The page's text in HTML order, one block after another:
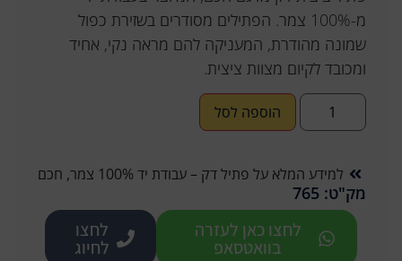
מ-100% צמר. הפתילים מסודרים בשזירת כפול
שמונה מהודרת, המעניקה להם מראה נקי, אחיד
ומכובד לקיום מצוות ציצית.
הוספה לסל
למידע המלא על פתיל דק – עבודת יד 100% צמר, חכם
מק"ט: 765
לחצו כאן לעזרה
בוואטסאפ
לחצו
לחיוג